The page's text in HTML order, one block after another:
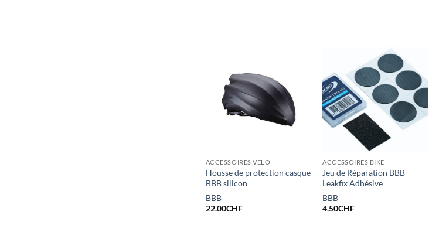
ACCESSOIRES VÉLO
Housse de protection casque
BBB silicon
BBB
22.00CHF
ACCESSOIRES BIKE
Jeu de Réparation BBB
Leakfix Adhésive
BBB
4.50CHF